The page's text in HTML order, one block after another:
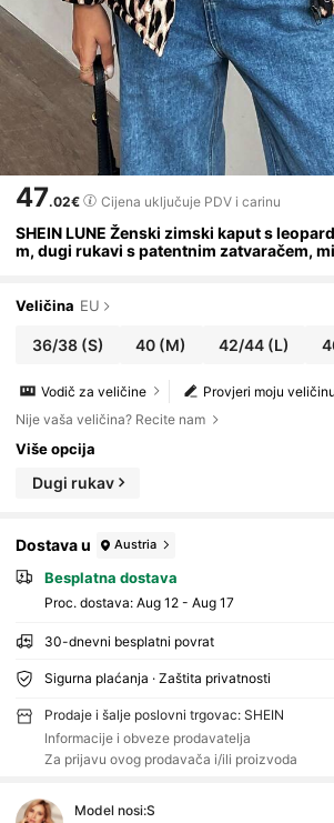
47.02€ Cijena uključuje PDV i carinu
SHEIN LUNE Ženski zimski kaput s
m, dugi rukavi s patentnim zatvaračem,
Veličina EU
36/38(S) 40 (M) 42/44(L)
Provjeri moju veličinu
Vodič za veličine
Nije vaša veličina? Recite nam
Više opcija
Dugi rukav
Dostava u Austria
Besplatna dostava
Proc. dostava: Aug 12 - Aug 17
30-dnevni besplatni povrat
Sigurna plaćanja · Zaštita privatnosti
Prodaje i šalje poslovni trgovac: SHEIN
Informacije i obveze prodavatelja
Za prijavu ovog prodavača i/ili proizvoda
Model nosi:S